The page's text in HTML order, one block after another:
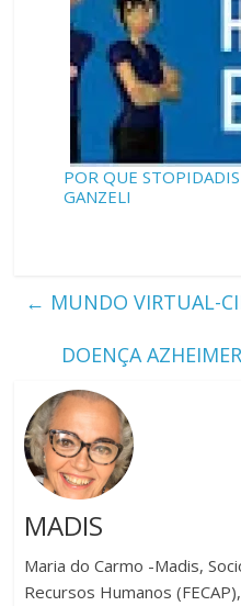
POR QUE
GANZELI
← MUNDO VIRTUAL-
DOENÇA
MADIS
Maria do Carmo -Madis,
Recursos Humanos